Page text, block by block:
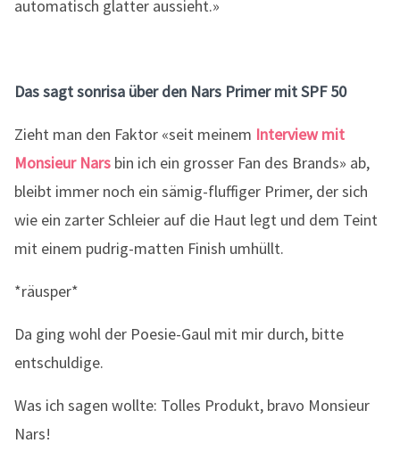
automatisch glatter aussieht.»
Das sagt sonrisa über den Nars Primer mit SPF 50
Zieht man den Faktor «seit meinem Interview mit
Monsieur Nars bin ich ein grosser Fan des Brands» ab,
bleibt immer noch ein sämig-fluffiger Primer, der sich
wie ein zarter Schleier auf die Haut legt und dem Teint
mit einem pudrig-matten Finish umhüllt.
*räusper*
Da ging wohl der Poesie-Gaul mit mir durch, bitte
entschuldige.
Was ich sagen wollte: Tolles Produkt, bravo Monsieur
Nars!